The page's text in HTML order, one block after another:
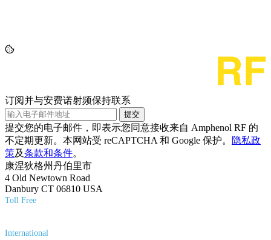
订阅并与安费诺射频保持联系
提交
提交您的电子邮件，即表示您同意接收来自 Amphenol RF 的
不定期更新。本网站受 reCAPTCHA 和 Google 保护。
隐私政
策及条款和条件。
康涅狄格州丹伯里市
4 Old Newtown Road
Danbury CT 06810 USA
Toll Free
International